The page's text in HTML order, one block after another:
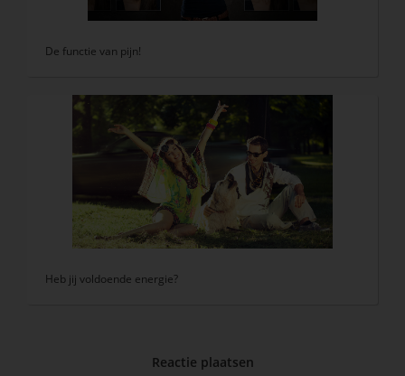
De functie van pijn!
Heb jij voldoende energie?
Reactie plaatsen